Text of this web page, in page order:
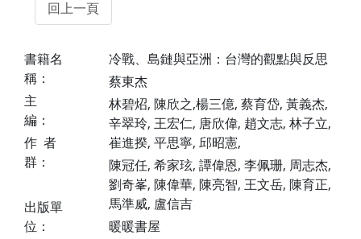
書籍名
稱：
主
編：
作 者
群：
出版單
位：
冷戰、島鏈與亞洲：台灣的觀點與反思
蔡東杰
林碧炤, 陳欣之,楊三億, 蔡育岱, 黃義杰,
辛翠玲, 王宏仁, 唐欣偉, 趙文志, 林子立,
崔進揆, 平思寧, 邱昭憲,
陳冠任, 希家玹, 譚偉恩, 李佩珊, 周志杰,
劉奇峯, 陳偉華, 陳亮智, 王文岳, 陳育正,
馬準威, 盧信吉
暖暖書屋